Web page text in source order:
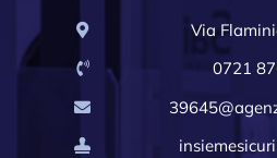
Via
0721